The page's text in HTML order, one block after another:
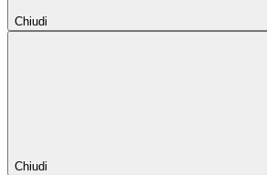
Chiudi
Chiudi